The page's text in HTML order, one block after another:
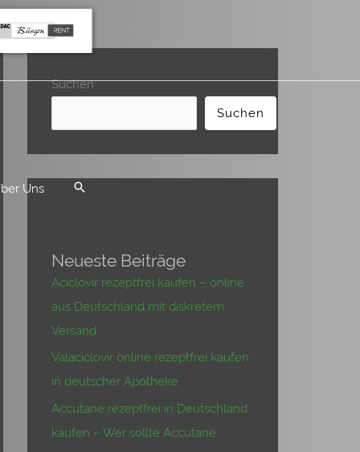
Uns
Suchen
Suchen
Neueste Beiträge
Aciclovir rezeptfrei kaufen – online
aus Deutschland mit diskretem
Versand
Valaciclovir online rezeptfrei kaufen
in deutscher Apotheke
Accutane rezeptfrei in Deutschland
kaufen – Wer sollte Accutane